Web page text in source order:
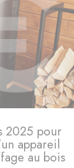
2025 pour
appareil
au bois